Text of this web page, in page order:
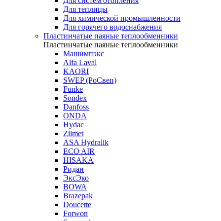
Для теплицы
Для химической промышленности
Для горячего водоснабжения
Пластинчатые паяные теплообменники
Пластинчатые паяные теплообменники
Машимпэкс
Alfa Laval
KAORI
SWEP (РоСвеп)
Funke
Sondex
Danfoss
ONDA
Hydac
Zilmet
ASA Hydralik
ECO AIR
HISAKA
Ридан
ЭксЭко
BOWA
Brazepak
Doucette
Forwon